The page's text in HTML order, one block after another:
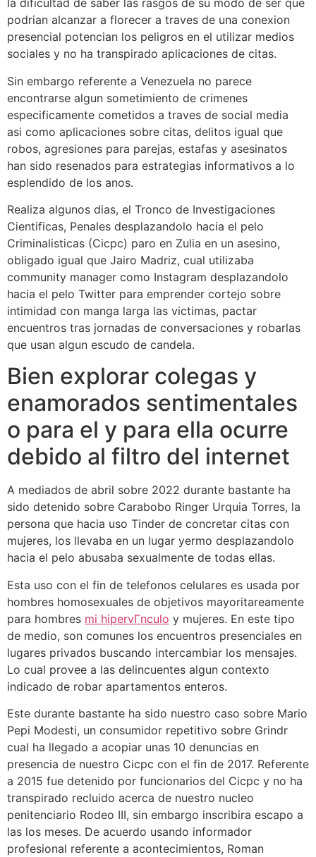
la dificultad de saber las rasgos de su modo de ser que
podrian alcanzar a florecer a traves de una conexion
presencial potencian los peligros en el utilizar medios
sociales y no ha transpirado aplicaciones de citas.
Sin embargo referente a Venezuela no parece
encontrarse algun sometimiento de crimenes
especificamente cometidos a traves de social media
asi­ como aplicaciones sobre citas, delitos igual que
robos, agresiones para parejas, estafas y asesinatos
han sido resenados para estrategias informativos a lo
esplendido de los anos.
Realiza algunos dias, el Tronco de Investigaciones
Cientificas, Penales desplazandolo hacia el pelo
Criminalisticas (Cicpc) paro en Zulia en un asesino,
obligado igual que Jairo Madriz, cual utilizaba
community manager como Instagram desplazandolo
hacia el pelo Twitter para emprender cortejo sobre
intimidad con manga larga las victimas, pactar
encuentros tras jornadas de conversaciones y robarlas
que usan algun escudo de candela.
Bien explorar colegas y
enamorados sentimentales
o para el y para ella ocurre
debido al filtro del internet
A mediados de abril sobre 2022 durante bastante ha
sido detenido sobre Carabobo Ringer Urquia Torres, la
persona que hacia uso Tinder de concretar citas con
mujeres, los llevaba en un lugar yermo desplazandolo
hacia el pelo abusaba sexualmente de todas ellas.
Esta uso con el fin de telefonos celulares es usada por
hombres homosexuales de objetivos mayoritareamente
para hombres mi hipervГ­nculo y mujeres. En este tipo
de medio, son comunes los encuentros presenciales en
lugares privados buscando intercambiar los mensajes.
Lo cual provee a las delincuentes algun contexto
indicado de robar apartamentos enteros.
Este durante bastante ha sido nuestro caso sobre Mario
Pepi Modesti, un consumidor repetitivo sobre Grindr
cual ha llegado a acopiar unas 10 denuncias en
presencia de nuestro Cicpc con el fin de 2017. Referente
a 2015 fue detenido por funcionarios del Cicpc y no ha
transpirado recluido acerca de nuestro nucleo
penitenciario Rodeo III, sin embargo inscribira escapo a
las los meses. De acuerdo usando informador
profesional referente a acontecimientos, Roman